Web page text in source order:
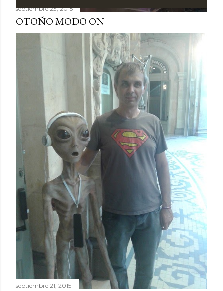
septiembre 23, 2015
OTOÑO MODO ON
Compartir Publicar un comentario
septiembre 21, 2015